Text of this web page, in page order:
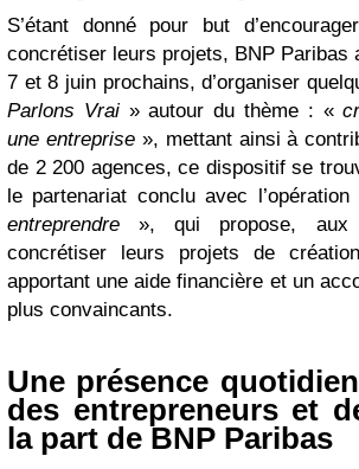
S’étant donné pour but
concrétiser leurs projets, BNP Paribas
7 et 8 juin prochains, d’organiser
Parlons Vrai» autour du thème : «
une entreprise», mettant ainsi à
de 2 200 agences, ce dispositif se
le partenariat conclu avec
entreprendre », qui propose, aux
concrétiser leurs projets de
apportant une aide financière et un
plus convaincants.
Une présence
des entrepreneurs et
la part de BNP Paribas